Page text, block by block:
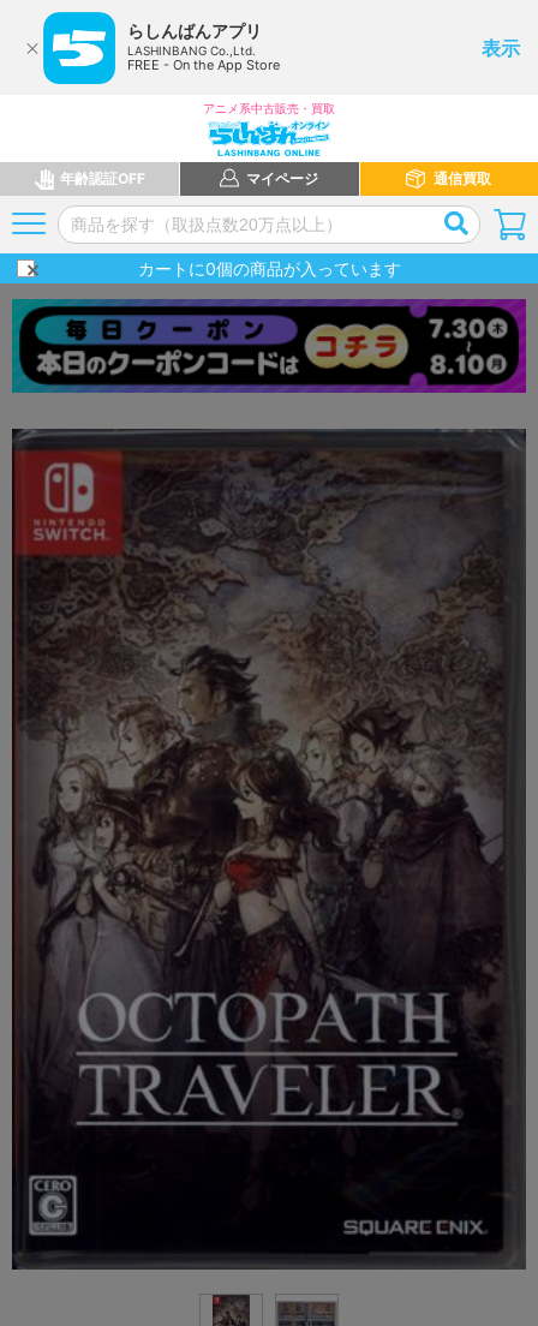
らしんばんアプリ
LASHINBANG Co.,Ltd.
FREE - On the App Store
表示
アニメ系中古販売・買取
年齢認証OFF マイページ 通信買取
カートに0個の商品が入っています